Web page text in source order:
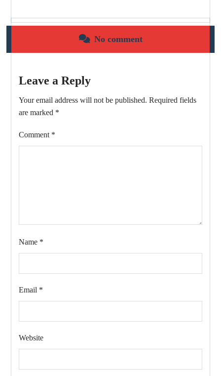
No comment
Leave a Reply
Your email address will not be published. Required fields
are marked *
Comment *
Name *
Email *
Website